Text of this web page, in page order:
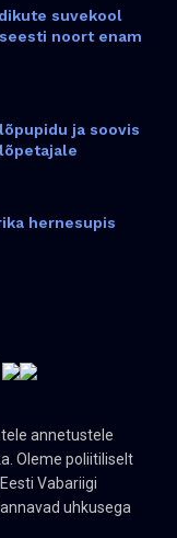
suvekool
noort enam
ja soovis
hernesupis
annetustele
Oleme poliitiliselt
Vabariigi
uhkusega